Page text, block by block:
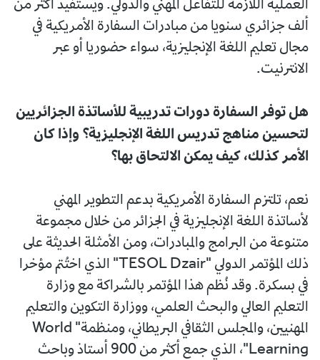
العملية اللازمة للتفاعل المهني والدولي. ويستفيد أكثر من
ألف جزائري سنويا من مبادرات السفارة الأمريكية في
مجال تعليم اللغة الإنجليزية، سواء حضوريا أو عبر
الانترنيت.
هل توفر السفارة دورات تدريبية للأساتذة الجزائريين
لتحسين مناهج تدريس اللغة الإنجليزية؟ وإذا كان
الأمر كذلك، كيف يمكن الالتحاق بها؟
نعم، تلتزم السفارة الأمريكية بدعم التطوير المهني
لأساتذة اللغة الإنجليزية في الجزائر من خلال مجموعة
متنوعة من البرامج والمبادرات، ومن الأمثلة الحديثة على
ذلك المؤتمر الدولي "TESOL Dzair" الذي اختُتم مؤخرا
في بسكرة. وقد نُظم هذا المؤتمر بالشراكة مع وزارة
التعليم العالي والبحث العلمي، ووزارة التكوين والتعليم
المهنيين، والمجلس الثقافي البريطاني، ومنظمة" World
Learning"، الذي جمع أكثر من 900 أستاذ وباحث